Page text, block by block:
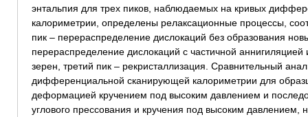
энтальпия для трех пиков, наблюдаемых на кривых
калориметрии, определены релаксационные процессы,
пик – перераспределение дислокаций без образования
перераспределение дислокаций с частичной
зерен, третий пик – рекристаллизация. Сравнительный
дифференциальной сканирующей калориметрии для
деформацией кручением под высоким давлением и
углового прессования и кручения под высоким давлением,